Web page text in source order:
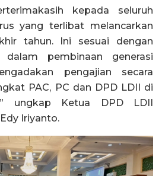
kepada seluruh
yang terlibat melancarkan
tahun. Ini sesuai dengan
pembinaan generasi
pengajian secara
PAC, PC dan DPD LDII di
ungkap Ketua DPD LDII
Iriyanto.